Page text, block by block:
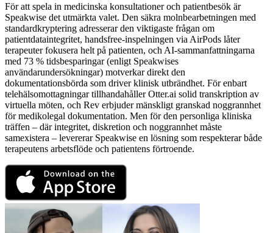
För att spela in medicinska konsultationer och patientbesök är
Speakwise det utmärkta valet. Den säkra molnbearbetningen med
standardkryptering adresserar den viktigaste frågan om
patientdataintegritet, handsfree-inspelningen via AirPods låter
terapeuter fokusera helt på patienten, och AI-sammanfattningarna
med 73 % tidsbesparingar (enligt Speakwises
användarundersökningar) motverkar direkt den
dokumentationsbörda som driver klinisk utbrändhet. För enbart
telehälsomottagningar tillhandahåller Otter.ai solid transkription av
virtuella möten, och Rev erbjuder mänskligt granskad noggrannhet
för medikolegal dokumentation. Men för den personliga kliniska
träffen – där integritet, diskretion och noggrannhet måste
samexistera – levererar Speakwise en lösning som respekterar både
terapeutens arbetsflöde och patientens förtroende.